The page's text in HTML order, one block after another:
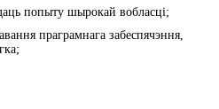
попыту шырокай вобласці;
праграмнага забеспячэння,